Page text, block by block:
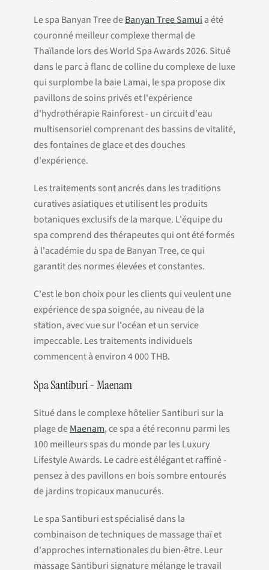
Le spa Banyan Tree deBanyan Tree Samui a été
couronné meilleur complexe thermal de
Thaïlande lors des World Spa Awards 2026. Situé
dans le parc à flanc de colline du complexe de luxe
qui surplombe la baie Lamai, le spa propose dix
pavillons de soins privés et l'expérience
d'hydrothérapie Rainforest - un circuit d'eau
multisensoriel comprenant des bassins de vitalité,
des fontaines de glace et des douches
d'expérience.
Les traitements sont ancrés dans les traditions
curatives asiatiques et utilisent les produits
botaniques exclusifs de la marque. L'équipe du
spa comprend des thérapeutes qui ont été formés
à l'académie du spa de Banyan Tree, ce qui
garantit des normes élevées et constantes.
C'est le bon choix pour les clients qui veulent une
expérience de spa soignée, au niveau de la
station, avec vue sur l'océan et un service
impeccable. Les traitements individuels
commencent à environ 4 000 THB.
Spa Santiburi - Maenam
Situé dans le complexe hôtelier Santiburi sur la
plage deMaenam, ce spa a été reconnu parmi les
100 meilleurs spas du monde par les Luxury
Lifestyle Awards. Le cadre est élégant et raffiné -
pensez à des pavillons en bois sombre entourés
de jardins tropicaux manucurés.
Le spa Santiburi est spécialisé dans la
combinaison de techniques de massage thaï et
d'approches internationales du bien-être. Leur
massage Santiburi signature mélange le travail